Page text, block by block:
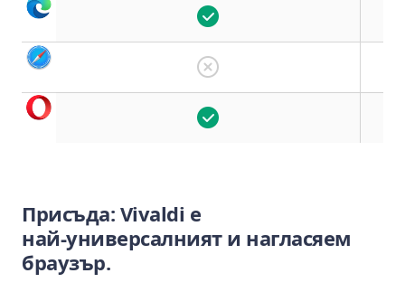
Присъда: Vivaldi е
най‑универсалният и нагласяем
браузър.